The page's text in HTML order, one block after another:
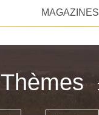
MAGAZINES
Thèmes